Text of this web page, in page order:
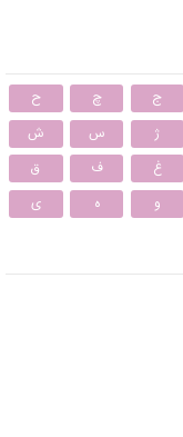
ج چ
ح
ژ س
ش
غ ف
ق
و ه ی